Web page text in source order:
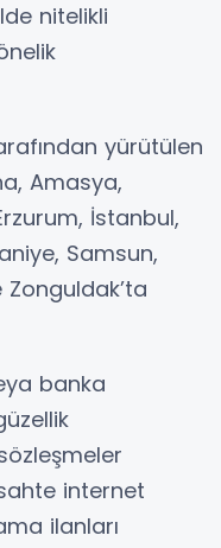
nitelikli
yürütülen
Amasya,
İstanbul,
Samsun,
Zonguldak’ta
banka
internet
ilanları